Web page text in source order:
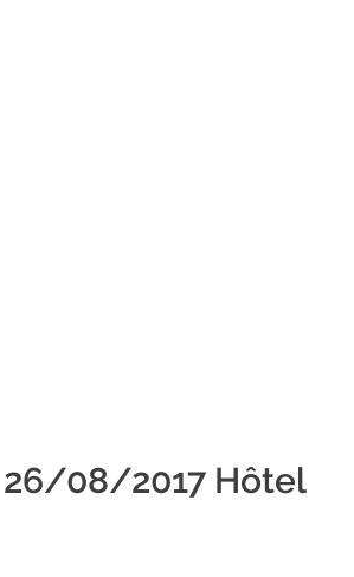
08/2017 Hôtel